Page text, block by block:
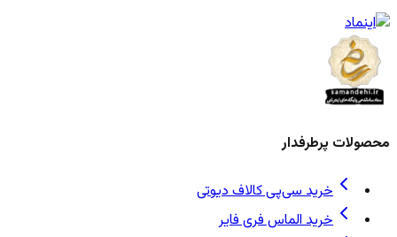
محصولات پرطرفدار
خرید سی‌پی کالاف دیوتی
خرید الماس فری فایر